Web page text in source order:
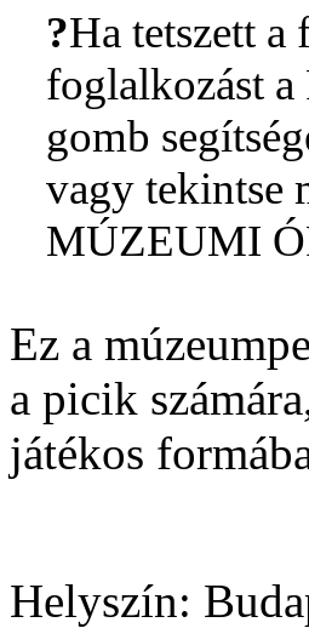
?Ha tetszett
foglalkozást a
gomb
vagy tekintse
MÚZEUMI
Ez a
a picik
játékos
Helyszín: